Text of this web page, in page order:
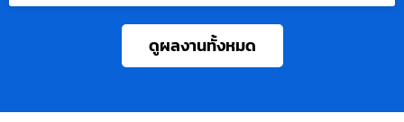
ดูผลงานทั้งหมด